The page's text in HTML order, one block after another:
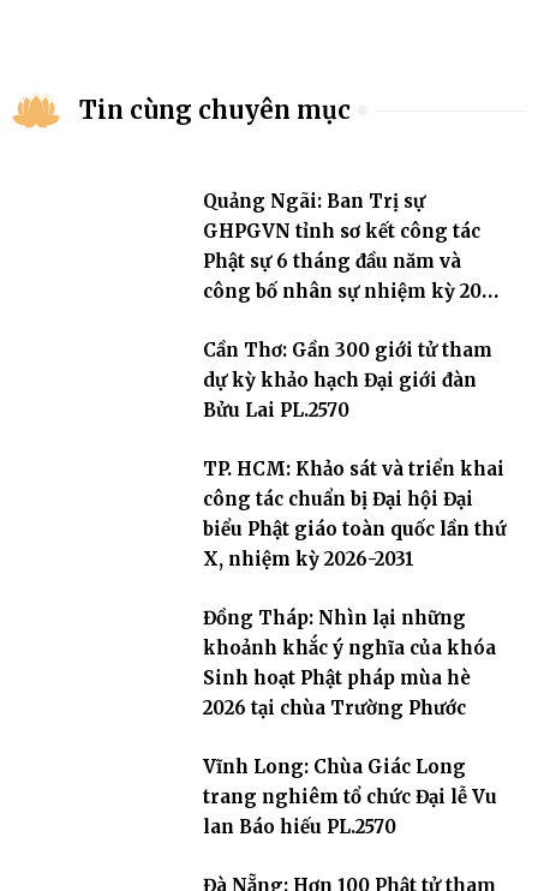
Tin cùng chuyên mục
Quảng Ngãi: Ban Trị sự
GHPGVN tỉnh sơ kết công tác
Phật sự 6 tháng đầu năm và
công bố nhân sự nhiệm kỳ 2026
Cần Thơ: Gần 300 giới tử tham
dự kỳ khảo hạch Đại giới đàn
Bửu Lai PL.2570
TP. HCM: Khảo sát và triển khai
công tác chuẩn bị Đại hội Đại
biểu Phật giáo toàn quốc lần thứ
X, nhiệm kỳ 2026-2031
Đồng Tháp: Nhìn lại những
khoảnh khắc ý nghĩa của khóa
Sinh hoạt Phật pháp mùa hè
2026 tại chùa Trường Phước
Vĩnh Long: Chùa Giác Long
trang nghiêm tổ chức Đại lễ Vu
lan Báo hiếu PL.2570
Đà Nẵng: Hơn 100 Phật tử tham